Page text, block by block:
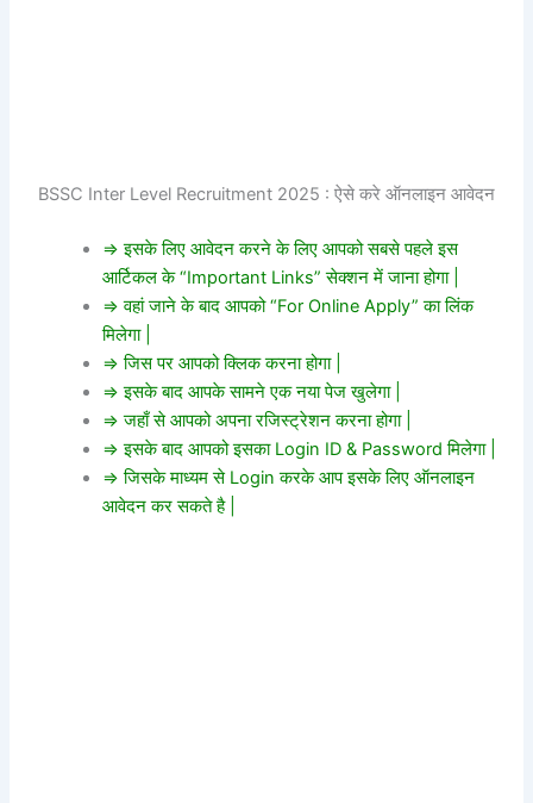
BSSC Inter Level Recruitment 2025 : ऐसे करे ऑनलाइन आवेदन
=> इसके लिए आवेदन करने के लिए आपको सबसे पहले इस
आर्टिकल के “Important Links” सेक्शन में जाना होगा |
=> वहां जाने के बाद आपको “For Online Apply” का लिंक
मिलेगा |
=> जिस पर आपको क्लिक करना होगा |
=> इसके बाद आपके सामने एक नया पेज खुलेगा |
=> जहाँ से आपको अपना रजिस्ट्रेशन करना होगा |
=> इसके बाद आपको इसका Login ID & Password मिलेगा |
=> जिसके माध्यम से Login करके आप इसके लिए ऑनलाइन
आवेदन कर सकते है |